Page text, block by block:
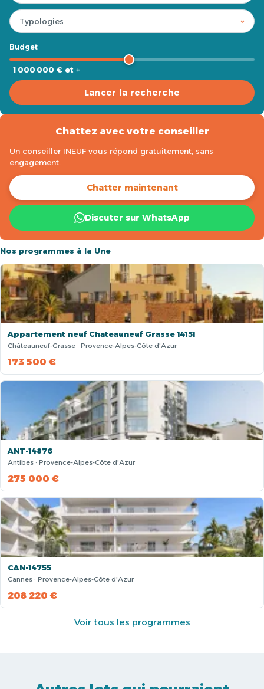
Budget
1 000 000 € et +
Lancer la recherche
Chattez avec votre conseiller
Un conseiller INEUF vous répond gratuitement, sans
engagement.
Chatter maintenant
Discuter sur WhatsApp
Nos programmes à la Une
Appartement neuf Chateauneuf Grasse 14151
Châteauneuf-Grasse · Provence-Alpes-Côte d'Azur
173 500 €
ANT-14876
Antibes · Provence-Alpes-Côte d'Azur
275 000 €
CAN-14755
Cannes · Provence-Alpes-Côte d'Azur
208 220 €
Voir tous les programmes